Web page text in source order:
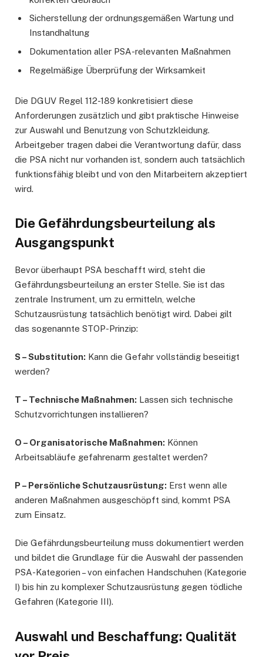
Sicherstellung der ordnungsgemäßen Wartung und
Instandhaltung
Dokumentation aller PSA-relevanten Maßnahmen
Regelmäßige Überprüfung der Wirksamkeit
Die DGUV Regel 112-189 konkretisiert diese
Anforderungen zusätzlich und gibt praktische Hinweise
zur Auswahl und Benutzung von Schutzkleidung.
Arbeitgeber tragen dabei die Verantwortung dafür, dass
die PSA nicht nur vorhanden ist, sondern auch tatsächlich
funktionsfähig bleibt und von den Mitarbeitern akzeptiert
wird.
Die Gefährdungsbeurteilung als
Ausgangspunkt
Bevor überhaupt PSA beschafft wird, steht die
Gefährdungsbeurteilung an erster Stelle. Sie ist das
zentrale Instrument, um zu ermitteln, welche
Schutzausrüstung tatsächlich benötigt wird. Dabei gilt
das sogenannte STOP-Prinzip:
S – Substitution: Kann die Gefahr vollständig beseitigt
werden?
T – Technische Maßnahmen: Lassen sich technische
Schutzvorrichtungen installieren?
O – Organisatorische Maßnahmen: Können
Arbeitsabläufe gefahrenarm gestaltet werden?
P – Persönliche Schutzausrüstung: Erst wenn alle
anderen Maßnahmen ausgeschöpft sind, kommt PSA
zum Einsatz.
Die Gefährdungsbeurteilung muss dokumentiert werden
und bildet die Grundlage für die Auswahl der passenden
PSA-Kategorien – von einfachen Handschuhen (Kategorie
I) bis hin zu komplexer Schutzausrüstung gegen tödliche
Gefahren (Kategorie III).
Auswahl und Beschaffung: Qualität